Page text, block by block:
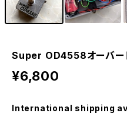
Super OD4558オーバー
¥6,800
International shipping